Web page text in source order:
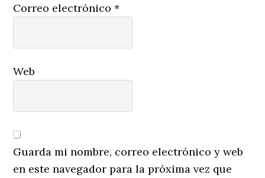
Correo electrónico*
Web
Guarda mi nombre, correo electrónico y web
en este navegador para la próxima vez que